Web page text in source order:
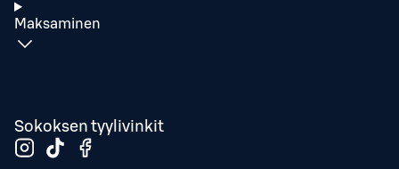
Maksaminen
Sokoksen tyylivinkit